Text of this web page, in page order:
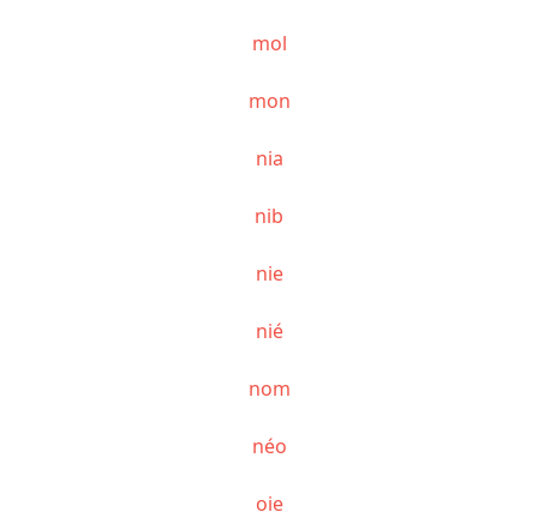
mol
mon
nia
nib
nie
nié
nom
néo
oie